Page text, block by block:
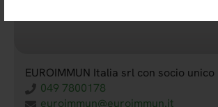
EUROIMMUN Italia srl con socio unico
049 7800178
euroimmun@euroimmun.it